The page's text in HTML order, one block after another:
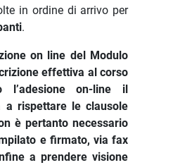
in ordine di arrivo per
.
on line del Modulo
effettiva al corso
l’adesione on-line il
a rispettare le clausole
è pertanto necessario
e firmato, via fax
a prendere visione